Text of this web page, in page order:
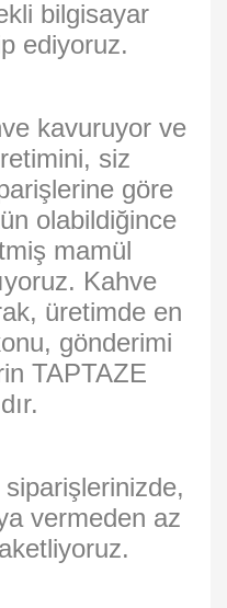
bilgisayar
ediyoruz.
kavuruyor ve
siz
göre
olabildiğince
mamül
Kahve
üretimde en
gönderimi
TAPTAZE
vermeden az